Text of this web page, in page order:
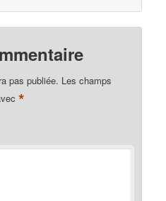
pas publiée. Les champs
*